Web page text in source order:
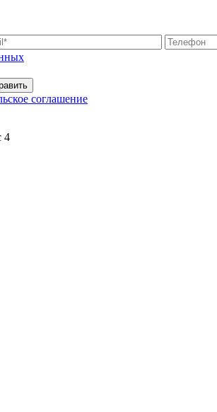
соглашение
4